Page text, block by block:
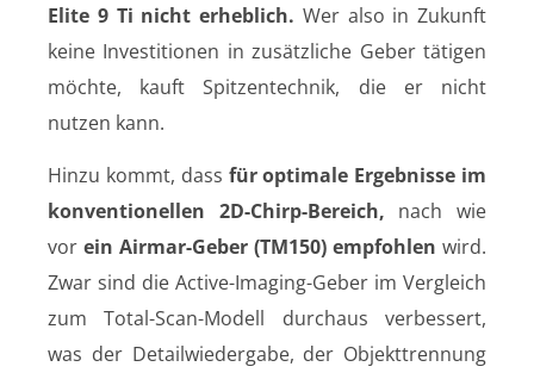
Elite 9 Ti nicht erheblich. Wer also in Zukunft
keine Investitionen in zusätzliche Geber tätigen
möchte, kauft Spitzentechnik, die er nicht
nutzen kann.
Hinzu kommt, dass für optimale Ergebnisse im
konventionellen 2D-Chirp-Bereich, nach wie
vor ein Airmar-Geber (TM150) empfohlen wird.
Zwar sind die Active-Imaging-Geber im Vergleich
zum Total-Scan-Modell durchaus verbessert,
was der Detailwiedergabe, der Objekttrennung